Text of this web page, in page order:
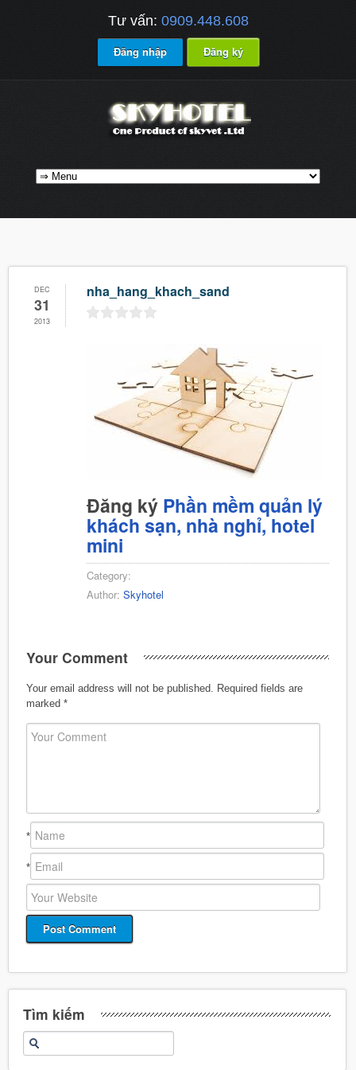
Tư vấn: 0909.448.608
Đăng nhập Đăng ký
DEC
31
2013
nha_hang_khach_sand
Đăng ký Phần mềm quản lý
khách sạn, nhà nghỉ, hotel
mini
Category:
Author: Skyhotel
Your Comment
Your email address will not be published.
Required fields are
marked *
*
*
Tìm kiếm